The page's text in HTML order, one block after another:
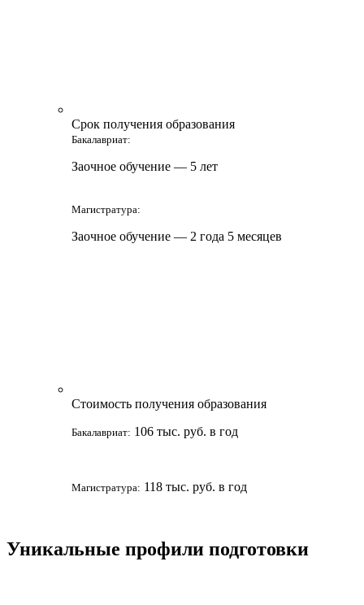
Срок получения образования
Бакалавриат:
Заочное обучение — 5 лет
Магистратура:
Заочное обучение — 2 года 5 месяцев
Стоимость получения образования
Бакалавриат: 106 тыс. руб. в год
Магистратура: 118 тыс. руб. в год
Уникальные профили подготовки